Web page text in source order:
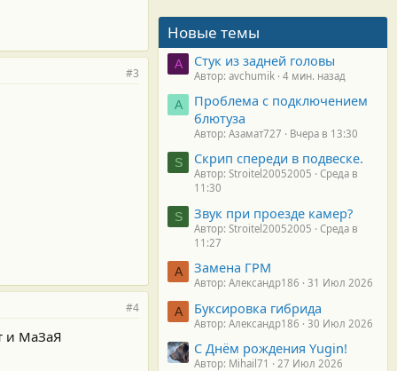
#3
#4
и МаЗаЯ
Новые темы
A Стук из задней головы
Автор: avchumik 4 мин. назад
А
Проблема с подключением
блютуза
Автор: Азамат727 Вчера в 13:30
S Скрип спереди в подвеске.
Автор: Stroitel20052005
Среда в
11:30
S Звук при проезде камер?
Автор: Stroitel20052005
Среда в
11:27
А Замена ГРМ
Автор: Александр186 31 Июл 2026
А Буксировка гибрида
Автор: Александр186 30 Июл 2026
С Днём рождения Yugin!
Автор: Mihail71 27 Июл 2026